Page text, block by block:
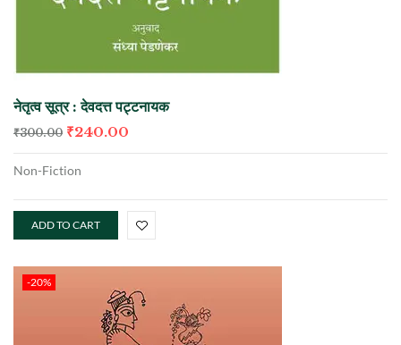
नेतृत्व सूत्र : देवदत्त पट्टनायक
₹300.00 ₹240.00
Non-Fiction
ADD TO CART
-20%